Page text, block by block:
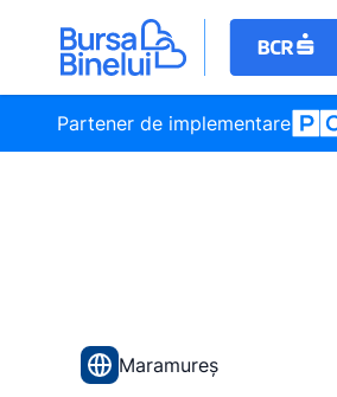
Partener de implementare
Maramureș